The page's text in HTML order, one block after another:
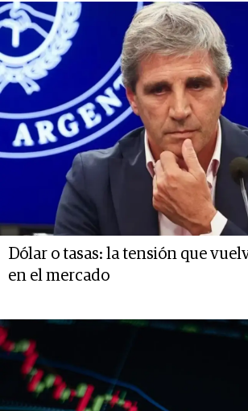
Dólar o tasas: la tensión que
en el mercado